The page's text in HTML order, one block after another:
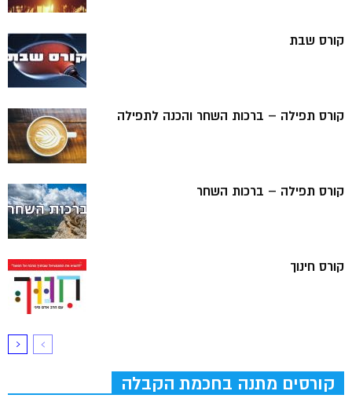
קורס שבת
קורס תפילה – ברכות השחר והכנה לתפילה
קורס תפילה – ברכות השחר
קורס חינוך
קורסים מתנה בחכמת הקבלה